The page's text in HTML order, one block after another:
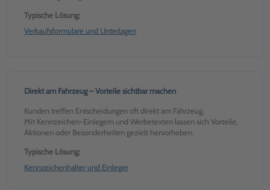
Typische Lösung:
Verkaufsformulare und Unterlagen
Direkt am Fahrzeug – Vorteile sichtbar machen
Kunden treffen Entscheidungen oft direkt am Fahrzeug.
Mit Kennzeichen-Einlegern und Werbetexten lassen sich Vorteile,
Aktionen oder Besonderheiten gezielt hervorheben.
Typische Lösung:
Kennzeichenhalter und Einleger